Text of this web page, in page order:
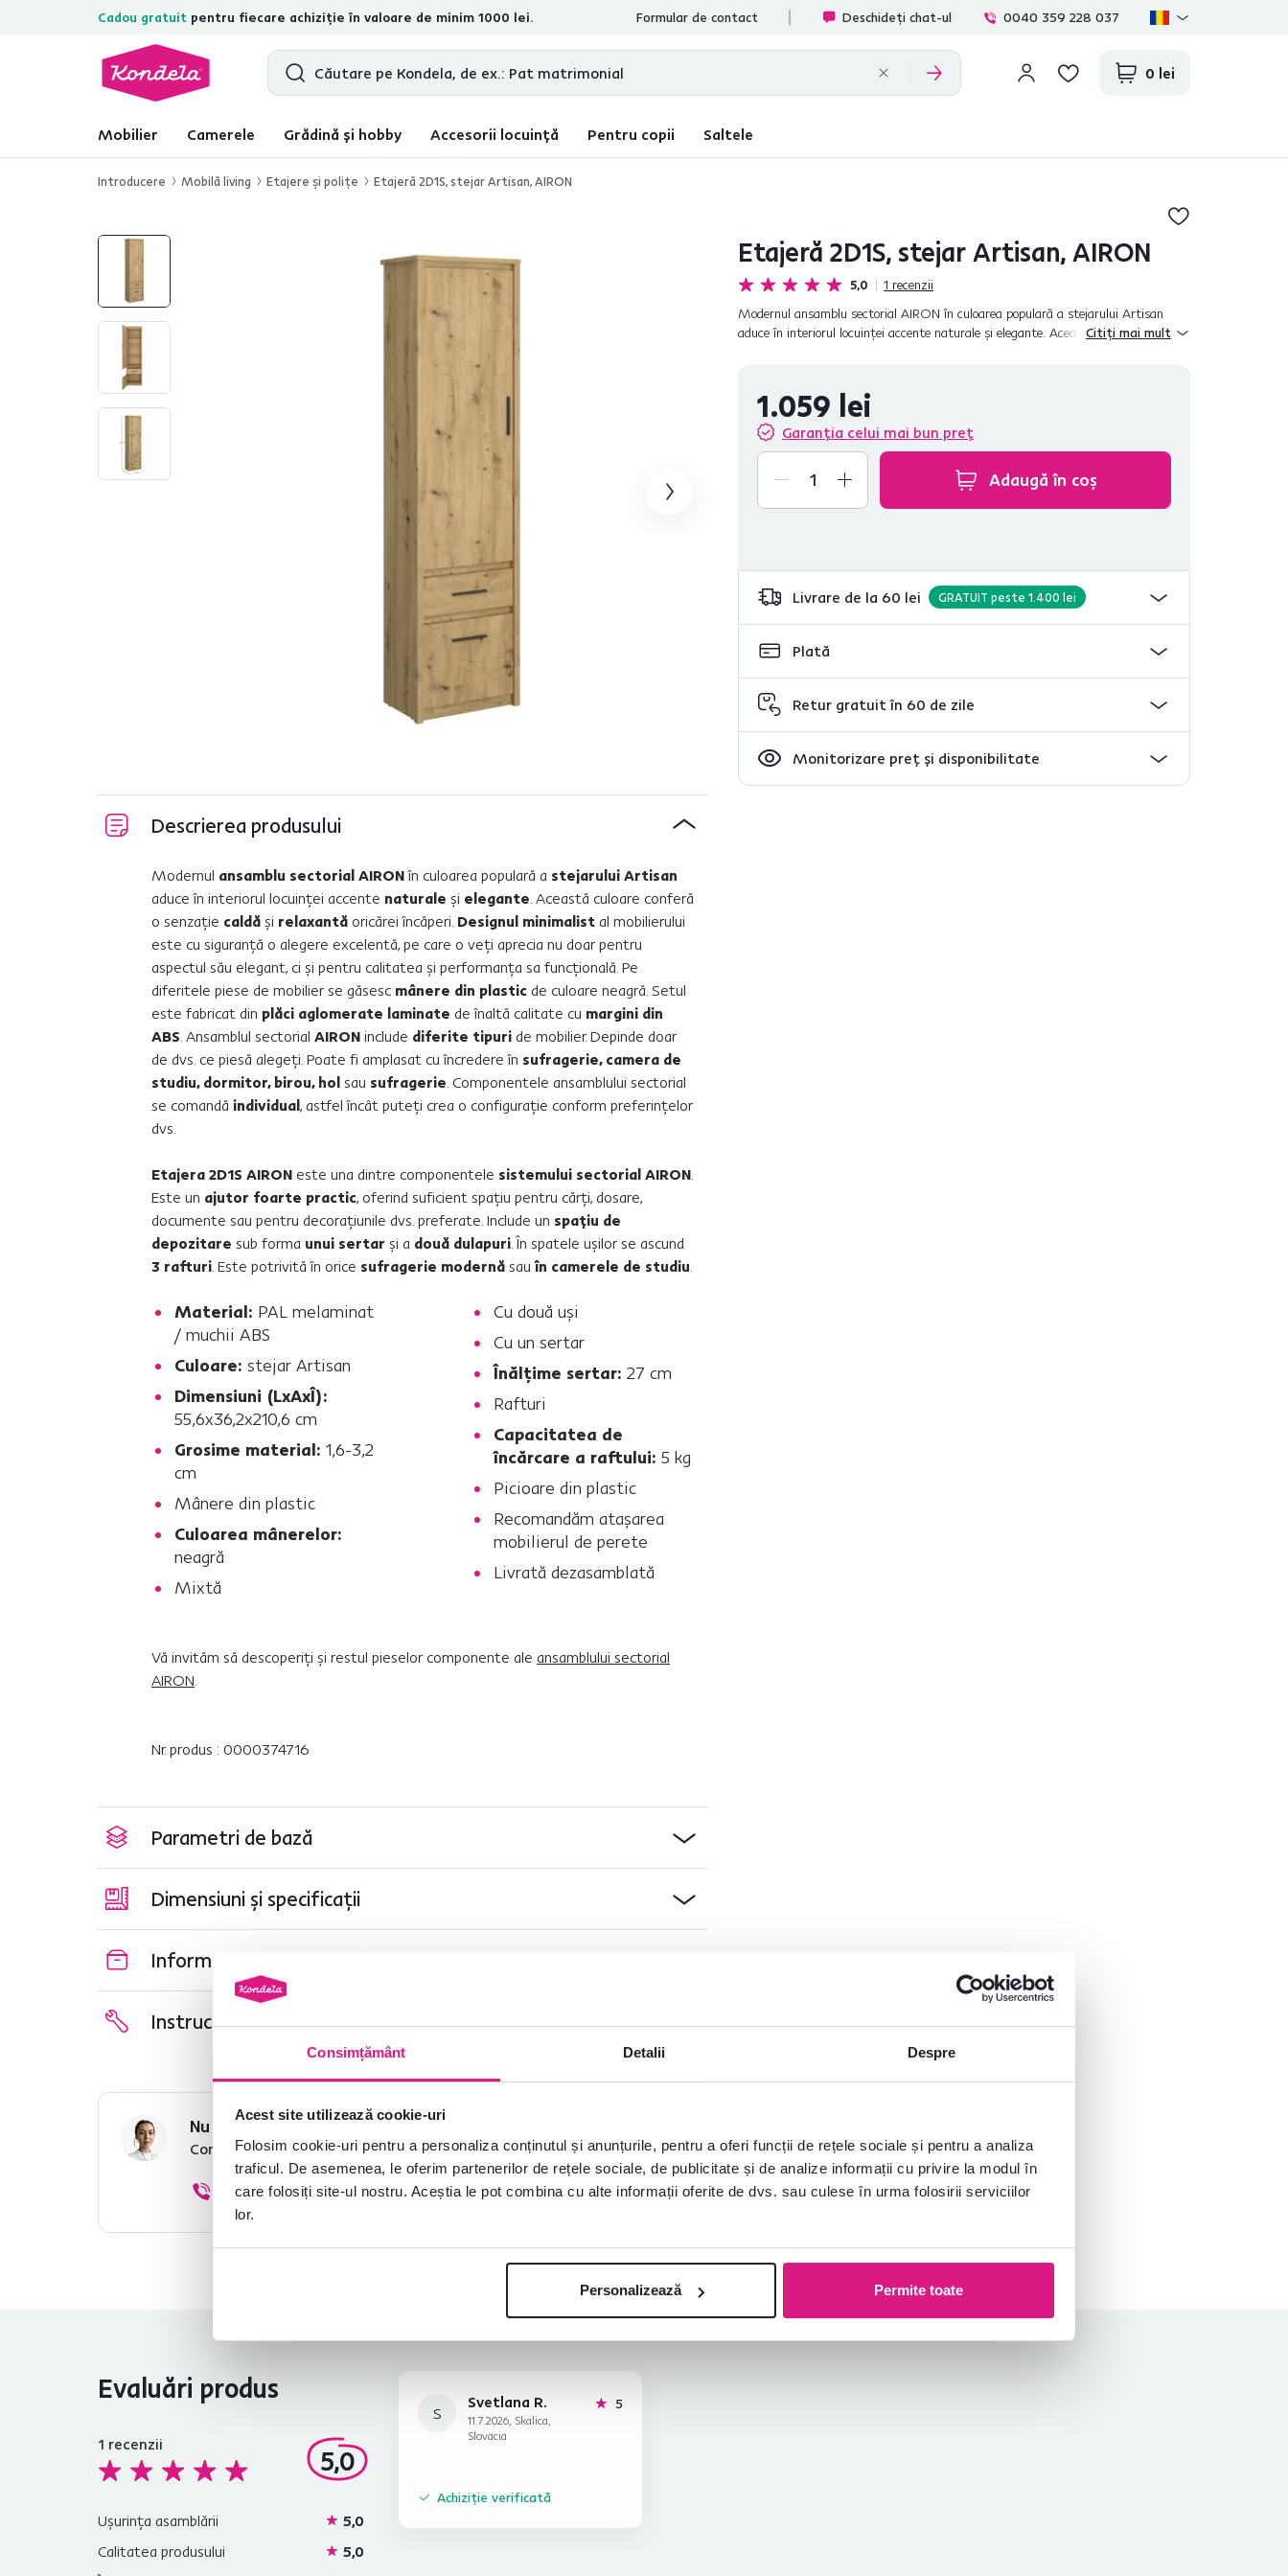
Consimțământ Detalii Despre
Acest site utilizează cookie-uri
Folosim cookie-uri pentru a personaliza conținutul și anunțurile, pentru a oferi funcții de rețele sociale și pentru a analiza
traficul. De asemenea, le oferim partenerilor de rețele sociale, de publicitate și de analize informații cu privire la modul în
care folosiți site-ul nostru. Aceștia le pot combina cu alte informații oferite de dvs. sau culese în urma folosirii serviciilor
lor.
Personalizează Permite toate
Cadou gratuit pentru fiecare achiziție în valoare de minim 1000 lei.
4,7 31.157recenzii de produs verificate Formular de contact Deschideți chat-ul 0040 359 228 037
0 lei
Mobilier Camerele Grădină și hobby Accesorii locuință Pentru copii Saltele
Introducere Mobilă living Etajere şi poliţe Etajeră 2D1S, stejar Artisan, AIRON
Etajeră 2D1S, stejar Artisan, AIRON
5,0 1 recenzii
Modernul ansamblu sectorial AIRON în culoarea populară a stejarului Artisan
aduce în interiorul locuinţei accente naturale şi elegante. Această culoare conferă
Citiți mai mult
1.059 lei
Garanția celui mai bun preț
Adaugă în coș
Livrare de la 60 lei GRATUIT peste 1.400 lei
Plată
Retur gratuit în 60 de zile
Monitorizare preț și disponibilitate
Descrierea produsului
Modernul ansamblu sectorial AIRONîn culoarea populară a stejarului Artisan
aduce în interiorul locuinţei accente naturale şi elegante. Această culoare conferă
o senzaţie caldă şi relaxantă oricărei încăperi. Designul minimalist al mobilierului
este cu siguranţă o alegere excelentă, pe care o veţi aprecia nu doar pentru
aspectul său elegant, ci şi pentru calitatea şi performanţa sa funcţională. Pe
diferitele piese de mobilier se găsesc mânere din plastic de culoare neagră. Setul
este fabricat din plăci aglomerate laminate de înaltă calitate cu margini din
ABS. Ansamblul sectorial AIRON include diferite tipuri de mobilier. Depinde doar
de dvs. ce piesă alegeţi. Poate fi amplasat cu încredere în sufragerie, camera de
studiu, dormitor, birou, hol sau sufragerie. Componentele ansamblului sectorial
se comandă individual, astfel încât puteţi crea o configuraţie conform preferinţelor
dvs.
Etajera 2D1S AIRON este una dintre componentele sistemului sectorial AIRON.
Este un ajutor foarte practic, oferind suficient spaţiu pentru cărţi, dosare,
documente sau pentru decoraţiunile dvs. preferate. Include un spaţiu de
depozitare sub forma unui sertar şi a două dulapuri. În spatele uşilor se ascund
3 rafturi. Este potrivită în orice sufragerie modernă sauîn camerele de studiu.
Material: PAL melaminat
/ muchii ABS
Culoare: stejar Artisan
Dimensiuni (LxAxÎ):
55,6x36,2x210,6 cm
Grosime material: 1,6-3,2
cm
Mânere din plastic
Culoarea mânerelor:
neagră
Mixtă
Cu două uşi
Cu un sertar
Înălţime sertar: 27 cm
Rafturi
Capacitatea de
încărcare a raftului: 5 kg
Picioare din plastic
Recomandăm ataşarea
mobilierul de perete
Livrată dezasamblată
Vă invităm să descoperiţi şi restul pieselor componente ale ansamblului sectorial
AIRON.
Nr. produs : 0000374716
Parametri de bază
Dimensiuni și specificații
Informații despre ambalare
Instrucțiuni de asamblare
Nu ați găsit informațiile dorite?
Contactați-ne și vă vom ajuta cu plăcere
0040 359 228 037 Deschideți chat-ul
Evaluări produs
5,0
1 recenzii
Ușurința asamblării
5,0
Calitatea produsului
5,0
S
Svetlana R.
11.7.2026, Skalica,
Slovacia
5stele
Achiziție verificată